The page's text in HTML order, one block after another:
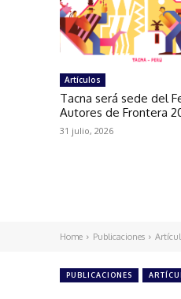
Artículos
Tacna será sede del
Autores de Frontera
31 julio, 2026